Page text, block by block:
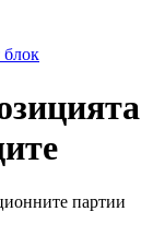
блок
партии